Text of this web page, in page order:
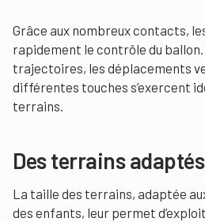
Grâce aux nombreux contacts,
rapidement le contrôle du
trajectoires, les déplacements
différentes touches s’exercent
terrains.
Des terrains
La taille des terrains, adaptée
des enfants, leur permet